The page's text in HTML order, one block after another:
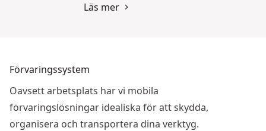
Läs mer
Förvaringssystem
Oavsett arbetsplats har vi mobila
förvaringslösningar idealiska för att skydda,
organisera och transportera dina verktyg.